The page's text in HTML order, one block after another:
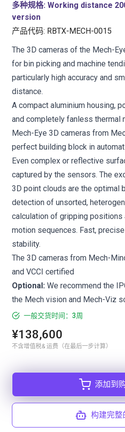
多种规格: Working distance
version
产品代码: RBTX-MECH-0015
The 3D cameras of the Mech-
for bin picking and machine
particularly high accuracy and
distance.
A compact aluminium housing,
and completely fanless thermal
Mech-Eye 3D cameras from
perfect building block in
Even complex or reflective
captured by the sensors. The
3D point clouds are the optimal
detection of unsorted,
calculation of gripping
motion sequences. Fast,
stability.
The 3D cameras from Mech-
and VCCI certified
Optional: We recommend the
the Mech vision and Mech-Viz
一般交货时间：3周
¥138,600
不含增值税& 运费（在最后一步计算）
添加到
构建完整